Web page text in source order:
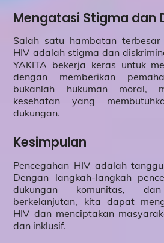
Mengatasi Stigma dan
Salah satu hambatan
HIV adalah stigma dan
YAKITA bekerja keras untuk
dengan memberikan
bukanlah hukuman moral,
kesehatan yang
dukungan.
Kesimpulan
Pencegahan HIV adalah
Dengan langkah-langkah
dukungan komunitas,
berkelanjutan, kita dapat
HIV dan menciptakan
dan inklusif.